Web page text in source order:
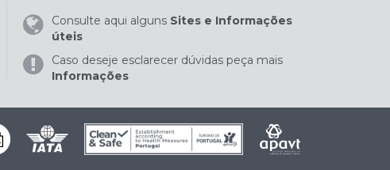
Consulte aqui alguns Sites e Informações
úteis
Caso deseje esclarecer dúvidas peça mais
Informações